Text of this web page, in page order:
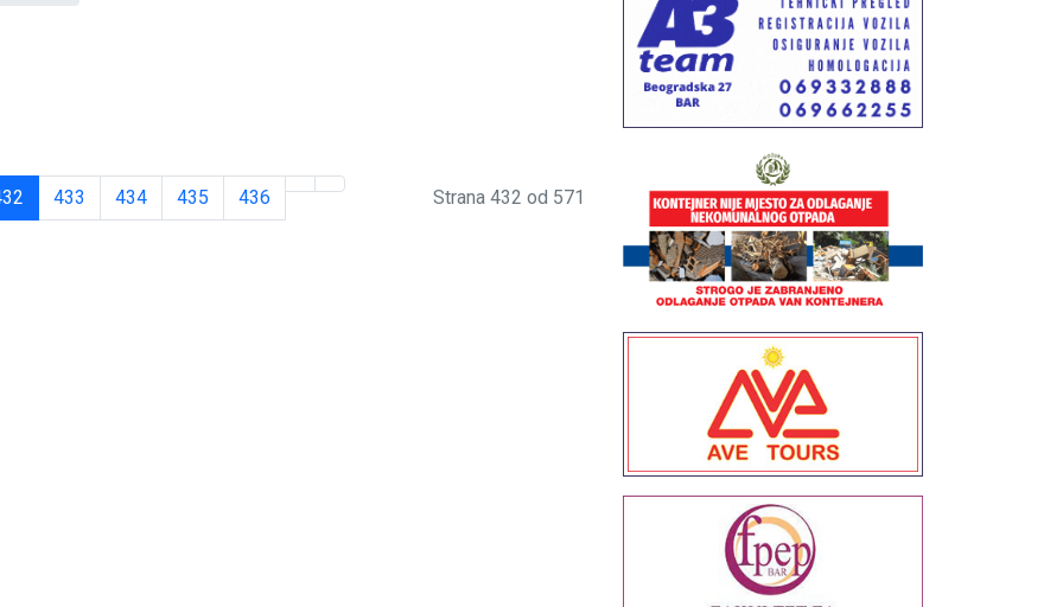
433 434 435 436 Strana 432 od 571